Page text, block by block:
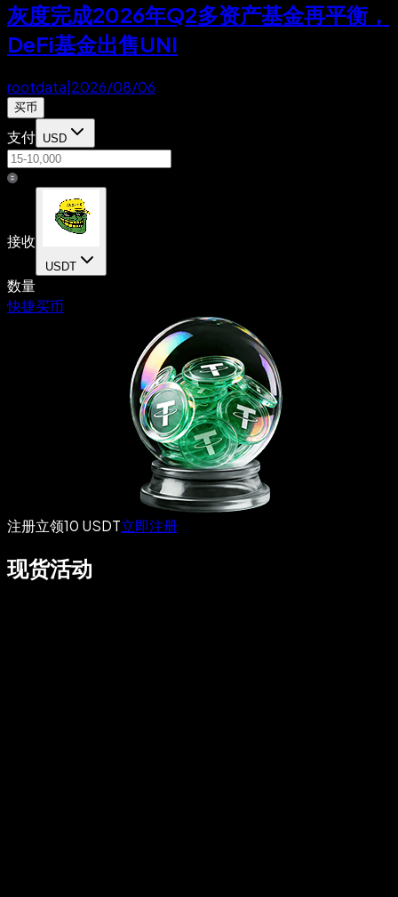
灰度完成2026年Q2多资产基金再平衡，
DeFi基金出售UNI
rootdata 2026/08/06
买币
支付 USD
接收
USDT
数量
快捷买币
注册立领10 USDT立即注册
现货活动